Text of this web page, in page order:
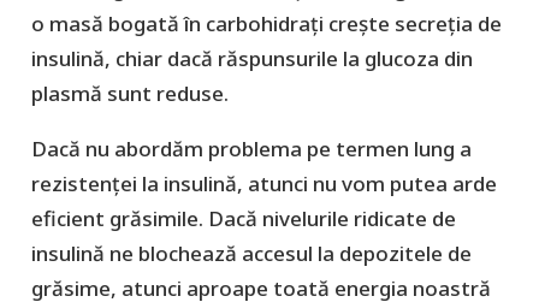
o masă bogată în carbohidrați crește secreția de
insulină, chiar dacă răspunsurile la glucoza din
plasmă sunt reduse.
Dacă nu abordăm problema pe termen lung a
rezistenței la insulină, atunci nu vom putea arde
eficient grăsimile. Dacă nivelurile ridicate de
insulină ne blochează accesul la depozitele de
grăsime, atunci aproape toată energia noastră